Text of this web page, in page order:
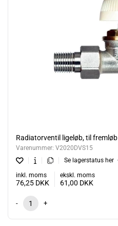
Radiatorventil ligeløb, til fremløb
Varenummer: V2020DVS15
Se lagerstatus her
inkl. moms
76,25 DKK
ekskl. moms
61,00 DKK
- +